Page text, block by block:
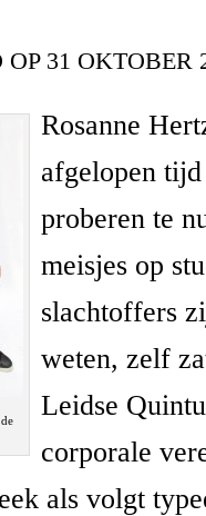
OP 31 OKTOBER
Rosanne
afgelopen
proberen te
meisjes op
slachtoffers
weten, zelf
Leidse
corporale
als volgt